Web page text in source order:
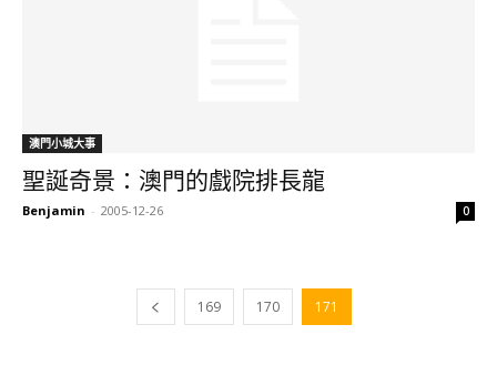
澳門小城大事
聖誕奇景：澳門的戲院排長龍
Benjamin - 2005-12-26 0
169 170 171